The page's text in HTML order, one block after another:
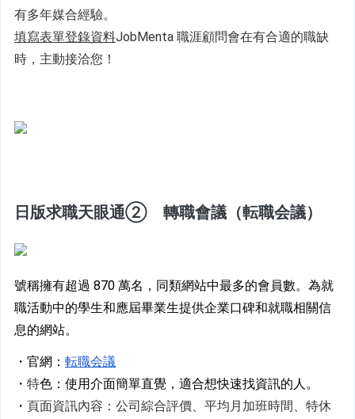
有多年媒合經驗。
填寫表單登錄資料JobMenta 職涯顧問會在有合適的職缺
時，主動接洽您！
日版求職天眼通②　轉職會議（転職会議）
號稱擁有超過 870 萬名，同類網站中最多的會員數。為就
職活動中的學生和應屆畢業生提供企業口碑和就職相關信
息的網站。
・官網： 転職会議
・ 特色：使用介面簡單直覺，適合想快速找資訊的人。
・ 頁面資訊內容：公司綜合評價、平均月加班時間、特休